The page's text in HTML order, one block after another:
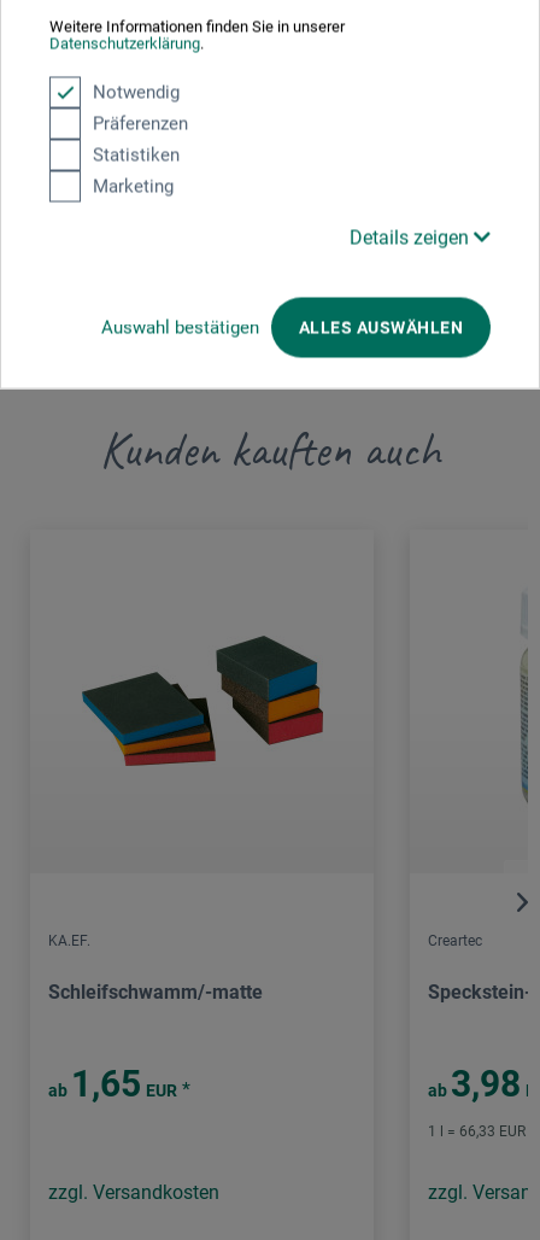
Weitere Informationen finden Sie in unserer
Datenschutzerklärung.
Notwendig
Präferenzen
Statistiken
Marketing
Details zeigen
Auswahl bestätigen ALLES AUSWÄHLEN
Hier finden Sie die Kontaktdaten des Herstellers zu
CREARTEC trend-design-gmbh
Lauenbühlstr. 59
Kunden kauften auch
KA.EF.
Schleifschwamm/-matte
ab 1,65 EUR *
zzgl. Versandkosten
Creartec
Speckstein-
ab 3,98
1 l = 66,33 EUR
zzgl.